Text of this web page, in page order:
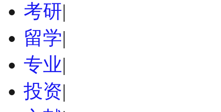
考研|
留学|
专业|
投资|